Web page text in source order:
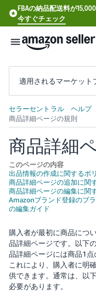
FBAの納品配送料が
今すぐチェック
中
文
-
CN
Deutsch
- DE
Español
Français
- FR
Italiano
- IT
適用されるマーケット
商品詳細
このページの内容
出品情報の作成に関するポ
商品詳細ページの追加に関
商品詳細ページの編集に関
Amazonブランド登録のブ
の編集ガイド
購入者が最初に商品につ
品詳細ページです。以下
品詳細ページには商品1点
これにより、購入者に明
供できます。通常は、以
必要があります。